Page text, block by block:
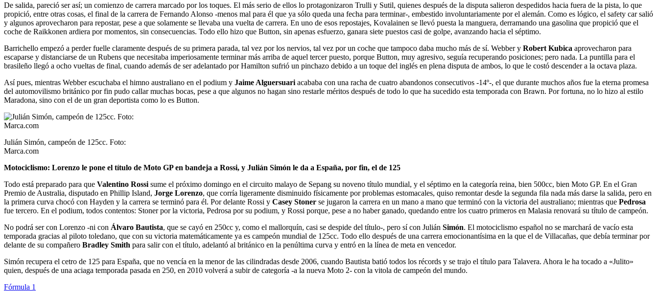
De salida, pareció ser así; un comienzo de carrera marcado por los toques. El más serio de ellos lo protagonizaron Trulli y Sutil, quienes después de la disputa salieron despedidos hacia fuera de la pista, lo que
propició, entre otras cosas, el final de la carrera de Fernando Alonso -menos mal para él que ya sólo queda una fecha para terminar-, embestido involuntariamente por el alemán. Como es lógico, el safety car salió
y algunos aprovecharon para repostar, pese a que solamente se llevaba una vuelta de carrera. En uno de esos repostajes, Kovalainen se llevó puesta la manguera, derramando una gasolina que propició que el
coche de Raikkonen ardiera por momentos, sin consecuencias. Todo ello hizo que Button, sin apenas esfuerzo, ganara siete puestos casi de golpe, avanzando hacia el séptimo.
Barrichello empezó a perder fuelle claramente después de su primera parada, tal vez por los nervios, tal vez por un coche que tampoco daba mucho más de sí. Webber y Robert Kubica aprovecharon para
escaparse y distanciarse de un Rubens que necesitaba imperiosamente terminar más arriba de aquel tercer puesto, porque Button, muy agresivo, seguía recuperando posiciones; pero nada. La puntilla para el
brasileño llegó a ocho vueltas de final, cuando además de ser adelantado por Hamilton sufrió un pinchazo debido a un toque del inglés en plena disputa de ambos, lo que le costó descender a la octava plaza.
Así pues, mientras Webber escuchaba el himno australiano en el podium y Jaime Alguersuari acababa con una racha de cuatro abandonos consecutivos -14º-, el que durante muchos años fue la eterna promesa
del automovilismo británico por fin pudo callar muchas bocas, pese a que algunos no hagan sino restarle méritos después de todo lo que ha sucedido esta temporada con Brawn. Por fortuna, no lo hizo al estilo
Maradona, sino con el de un gran deportista como lo es Button.
Julián Simón, campeón de 125cc. Foto:
Marca.com
Motociclismo: Lorenzo le pone el título de Moto GP en bandeja a Rossi, y Julián Simón le da a España, por fin, el de 125
Todo está preparado para que Valentino Rossi sume el próximo domingo en el circuito malayo de Sepang su noveno título mundial, y el séptimo en la categoría reina, bien 500cc, bien Moto GP. En el Gran
Premio de Australia, disputado en Phillip Island, Jorge Lorenzo, que corría ligeramente disminuido físicamente por problemas estomacales, quiso remontar desde la segunda fila nada más darse la salida, pero en
la primera curva chocó con Hayden y la carrera se terminó para él. Por delante Rossi y Casey Stoner se jugaron la carrera en un mano a mano que terminó con la victoria del australiano; mientras que Pedrosa
fue tercero. En el podium, todos contentos: Stoner por la victoria, Pedrosa por su podium, y Rossi porque, pese a no haber ganado, quedando entre los cuatro primeros en Malasia renovará su título de campeón.
No podrá ser con Lorenzo -ni con Álvaro Bautista, que se cayó en 250cc y, como el mallorquín, casi se despide del título-, pero sí con Julián Simón. El motociclismo español no se marchará de vacío esta
temporada gracias al piloto toledano, que con su victoria matemáticamente ya es campeón mundial de 125cc. Todo ello después de una carrera emocionantísima en la que el de Villacañas, que debía terminar por
delante de su compañero Bradley Smith para salir con el título, adelantó al británico en la penúltima curva y entró en la línea de meta en vencedor.
Simón recupera el cetro de 125 para España, que no vencía en la menor de las cilindradas desde 2006, cuando Bautista batió todos los récords y se trajo el título para Talavera. Ahora le ha tocado a «Julito»
quien, después de una aciaga temporada pasada en 250, en 2010 volverá a subir de categoría -a la nueva Moto 2- con la vitola de campeón del mundo.
Fórmula 1